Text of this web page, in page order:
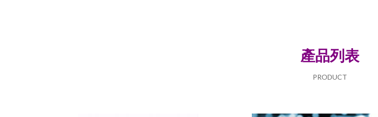
產品列表
PRODUCT